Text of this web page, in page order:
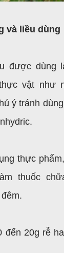
và liều dùng
được dùng
vật như
ý tránh
thực
thuốc
đến 20g rễ